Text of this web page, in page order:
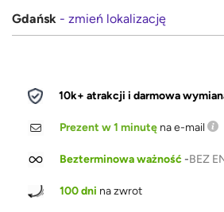
Gdańsk - zmień lokalizację
10k+ atrakcji i darmowa
Prezent w 1 minutę na e-mail
Bezterminowa ważność-BEZ
100 dni na zwrot